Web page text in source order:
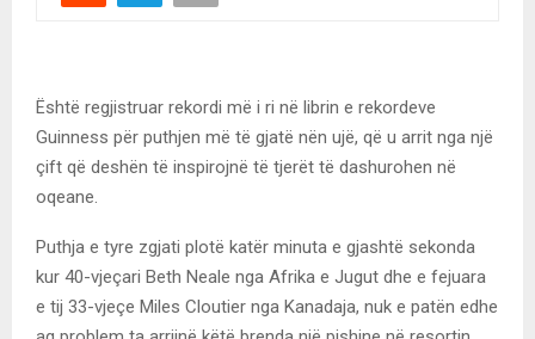
Është regjistruar rekordi më i ri në librin e rekordeve
Guinness për puthjen më të gjatë nën ujë, që u arrit nga një
çift që deshën të inspirojnë të tjerët të dashurohen në
oqeane.
Puthja e tyre zgjati plotë katër minuta e gjashtë sekonda
kur 40-vjeçari Beth Neale nga Afrika e Jugut dhe e fejuara
e tij 33-vjeçe Miles Cloutier nga Kanadaja, nuk e patën edhe